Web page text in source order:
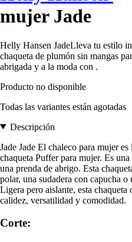
mujer Jade
Helly Hansen JadeLleva tu estilo
chaqueta de plumón sin mangas
abrigada y a la moda con .
Producto no disponible
Todas las variantes están agotadas
Descripción
Jade Jade El chaleco para mujer
chaqueta Puffer para mujer. Es
una prenda de abrigo. Esta
polar, una sudadera con capucha o
Ligera pero aislante, esta
calidez, versatilidad y comodidad.
Corte: